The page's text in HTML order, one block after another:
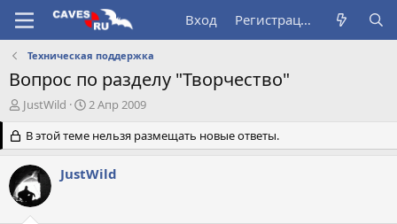
Вход Регистрация
Техническая поддержка
Вопрос по разделу "Творчество"
А
т
о
р
т
е
м
JustWild
Д
т
а
н
а
2 Апр 2009
В этой теме нельзя размещать новые ответы.
JustWild